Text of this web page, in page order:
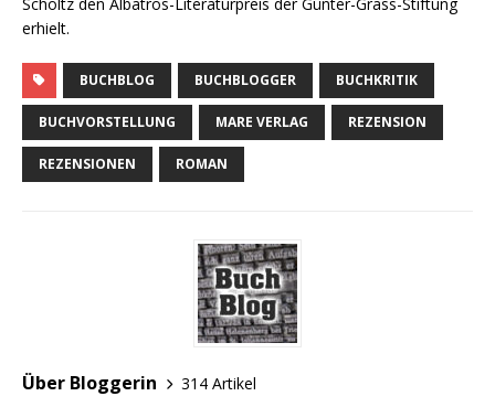
erhielt.
BUCHBLOG BUCHBLOGGER BUCHKRITIK
BUCHVORSTELLUNG MARE VERLAG REZENSION
REZENSIONEN ROMAN
Über Bloggerin
314 Artikel